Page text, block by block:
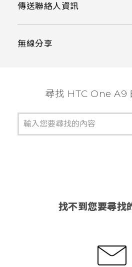
傳送聯絡人資訊
無線分享
尋找 HTC One A9
找不到您要尋找